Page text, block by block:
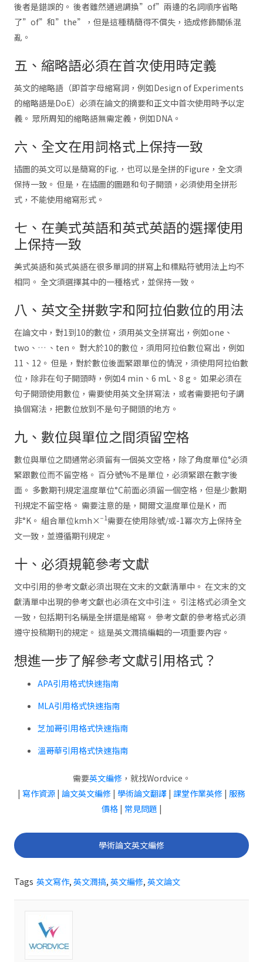
後者是錯誤的。 後者雖然通過調換”of”兩邊的名詞順序省略
了”of”和”the”，但是這種精簡得不償失，造成修飾關係混
亂。
五、縮略語必須在首次使用時定義
英文的縮略語（即首字母縮寫詞，例如Design of Experiments
的縮略語是DoE）必須在論文的摘要和正文中首次使用時予以定
義。 眾所周知的縮略語無需定義，例如DNA。
六、全文在用詞格式上保持一致
插圖的英文可以是簡寫的Fig.，也可以是全拼的Figure，全文須
保持一致。 但是，在插圖的圖題和句子開頭，必須使用全拼形
式，不能使用縮寫形式。
七、在美式英語和英式英語的選擇使用
上保持一致
美式英語和英式英語在很多單詞的拼寫上和標點符號用法上均不
相同。 全文須選擇其中的一種格式，並保持一致。
八、英文全拼數字和阿拉伯數位的用法
在論文中，對1到10的數位，須用英文全拼寫出，例如one、
two、… 、ten。 對大於10的數位，須用阿拉伯數位寫出，例如
11、12。 但是，對於數位後面緊跟單位的情況，須使用阿拉伯數
位，除非在句子開頭時，例如4 min、6 mL、8 g。 如果必須在
句子開頭使用數位，需要使用英文全拼寫法，或者需要把句子調
換個寫法，把數位放到不是句子開頭的地方。
九、數位與單位之間須留空格
數位與單位之間通常必須留有一個英文空格，除了角度單位°必須
緊跟數位而不留空格。 百分號%不是單位，必須緊跟在數字後
面。 多數期刊規定溫度單位°C前面必須留一個空格，但是少數期
刊規定不留空格。 需要注意的是，開爾文溫度單位是K，而
非°K。 組合單位kmh×−1需要在使用除號/或-1冪次方上保持全
文一致，並遵循期刊規定。
十、必須規範參考文獻
文中引用的參考文獻必須出現在文末的文獻清單中。 在文末的文
獻清單中出現的參考文獻也必須在文中引注。 引注格式必須全文
一致，包括期刊名稱是全拼還是縮寫。 參考文獻的參考格式必須
遵守投稿期刊的規定。 這是英文潤搞編輯的一項重要內容。
想進一步了解參考文獻引用格式？
APA引用格式快速指南
MLA引用格式快速指南
芝加哥引用格式快速指南
溫哥華引用格式快速指南
需要英文編修，就找Wordvice。
| 寫作資源 | 論文英文編修 | 學術論文翻譯 | 課堂作業英修 | 服務
價格| 常見問題 |
學術論文英文編修
Tags 英文寫作, 英文潤搞, 英文編修, 英文論文